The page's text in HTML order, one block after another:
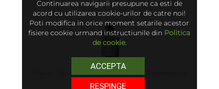
Previa - Balsam pentru par deteriorat - Regenerating
Conditioner
Continuarea navigarii presupune ca esti de
acord cu utilizarea cookie-urilor de catre noi!
Poti modifica in orice moment setarile acestor
fisiere cookie urmand instructiunile din Politica
de cookie.
ACCEPTA
RESPINGE